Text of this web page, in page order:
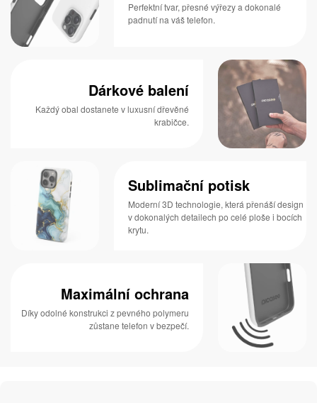
Perfektní tvar, přesné výřezy a dokonalé
padnutí na váš telefon.
Dárkové balení
Každý obal dostanete v luxusní dřevěné
krabičce.
Sublimační potisk
Moderní 3D technologie, která přenáší design
v dokonalých detailech po celé ploše i bocích
krytu.
Maximální ochrana
Díky odolné konstrukci z pevného polymeru
zůstane telefon v bezpečí.